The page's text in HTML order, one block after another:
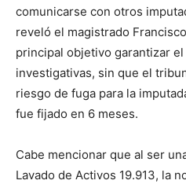
comunicarse con otros
reveló el magistrado
principal objetivo garantizar
investigativas, sin que el
riesgo de fuga para la
fue fijado en 6 meses.
Cabe mencionar que al ser
Lavado de Activos 19.913, la